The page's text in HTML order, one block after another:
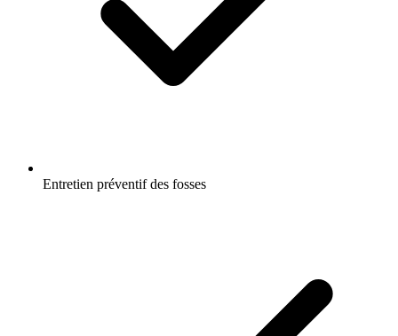
Entretien préventif des fosses